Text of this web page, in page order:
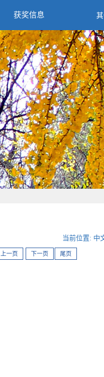
获奖信息
当前位置: 中
上一页 下一页 尾页